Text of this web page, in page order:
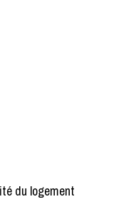
du logement